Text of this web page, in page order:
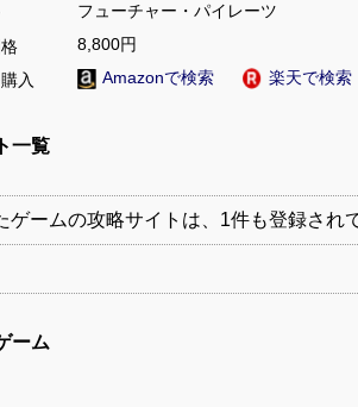
フューチャー・パイレーツ
8,800円
入
Amazonで検索 楽天で検索
一覧
ゲームの攻略サイトは、1件も登録され
ーム